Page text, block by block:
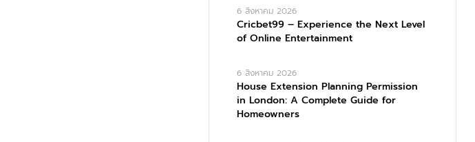
6 สิงหาคม 2026
Cricbet99 – Experience the Next Level
of Online Entertainment
6 สิงหาคม 2026
House Extension Planning Permission
in London: A Complete Guide for
Homeowners